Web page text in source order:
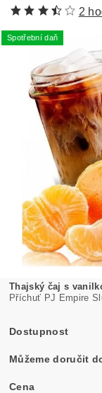
2
Spotřební daň
Thajský čaj s
Příchuť PJ Empire
Dostupnost
Můžeme doručit
Cena